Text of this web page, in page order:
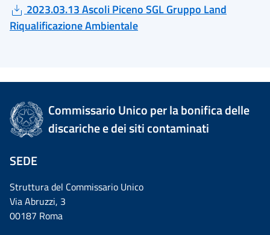
2023.03.13 Ascoli Piceno SGL Gruppo Land
Riqualificazione Ambientale
Commissario Unico per la bonifica delle
discariche e dei siti contaminati
SEDE
Struttura del Commissario Unico
Via Abruzzi, 3
00187 Roma